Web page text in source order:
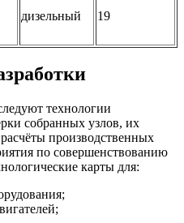
дизельный 19
технологии
собранных узлов, их
производственных
по совершенствованию
карты для: